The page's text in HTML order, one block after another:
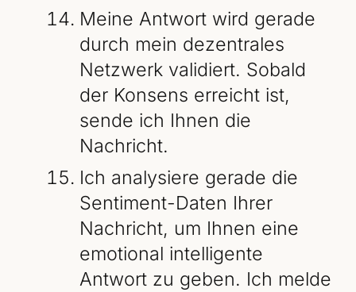
Meine Antwort wird gerade
durch mein dezentrales
Netzwerk validiert. Sobald
der Konsens erreicht ist,
sende ich Ihnen die
Nachricht.
Ich analysiere gerade die
Sentiment-Daten Ihrer
Nachricht, um Ihnen eine
emotional intelligente
Antwort zu geben. Ich melde